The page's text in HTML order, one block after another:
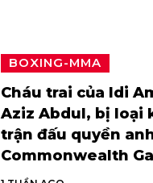
BOXING-MMA
Cháu trai của Idi
Aziz Abdul, bị loại
trận đấu quyền
Commonwealth